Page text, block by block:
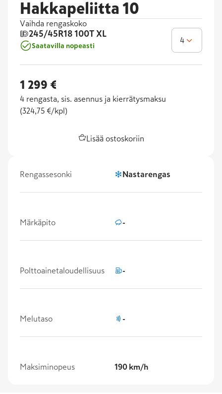
Hakkapeliitta 10
Vaihda rengaskoko
245/45R18 100T XL
Saatavilla nopeasti
4
1 299 €
4 rengasta, sis. asennus ja kierrätysmaksu
(324,75 €/kpl )
Lisää ostoskoriin
Rengassesonki Nastarengas
Märkäpito -
Polttoainetaloudellisuus -
Melutaso -
Maksiminopeus 190 km/h